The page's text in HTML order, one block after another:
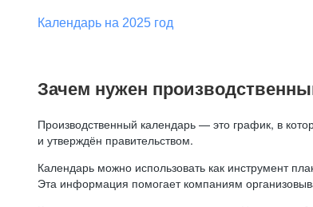
Календарь на 2025 год
Зачем нужен
Производственный календарь — это график, в
и утверждён правительством.
Календарь можно использовать как инструмент
Эта информация помогает компаниям